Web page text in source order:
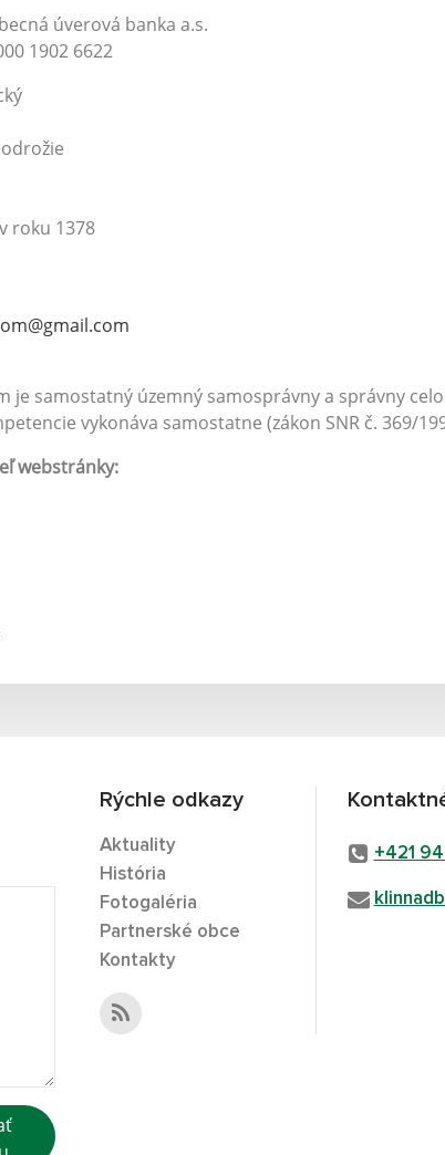
úverová banka a.s.
1902 6622
roku 1378
je samostatný územný samosprávny a správny
vykonáva samostatne (zákon SNR č. 369/
webstránky:
Rýchle odkazy
Aktuality
História
Fotogaléria
Partnerské obce
Kontakty
+421